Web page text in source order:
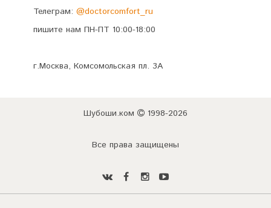
Телеграм: @doctorcomfort_ru
пишите нам ПН-ПТ 10:00-18:00
г.Москва, Комсомольская пл. 3А
Шубоши.ком 1998-2026
Все права защищены